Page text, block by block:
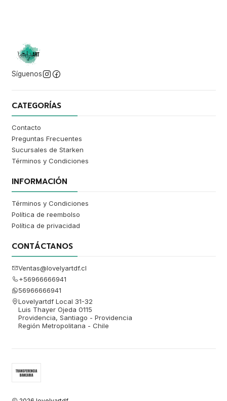
Síguenos
CATEGORÍAS
Contacto
Preguntas Frecuentes
Sucursales de Starken
Términos y Condiciones
INFORMACIÓN
Términos y Condiciones
Política de reembolso
Política de privacidad
CONTÁCTANOS
Ventas@lovelyartdf.cl
+56966666941
56966666941
Lovelyartdf Local 31-32
Luis Thayer Ojeda 0115
Providencia, Santiago - Providencia
Región Metropolitana - Chile